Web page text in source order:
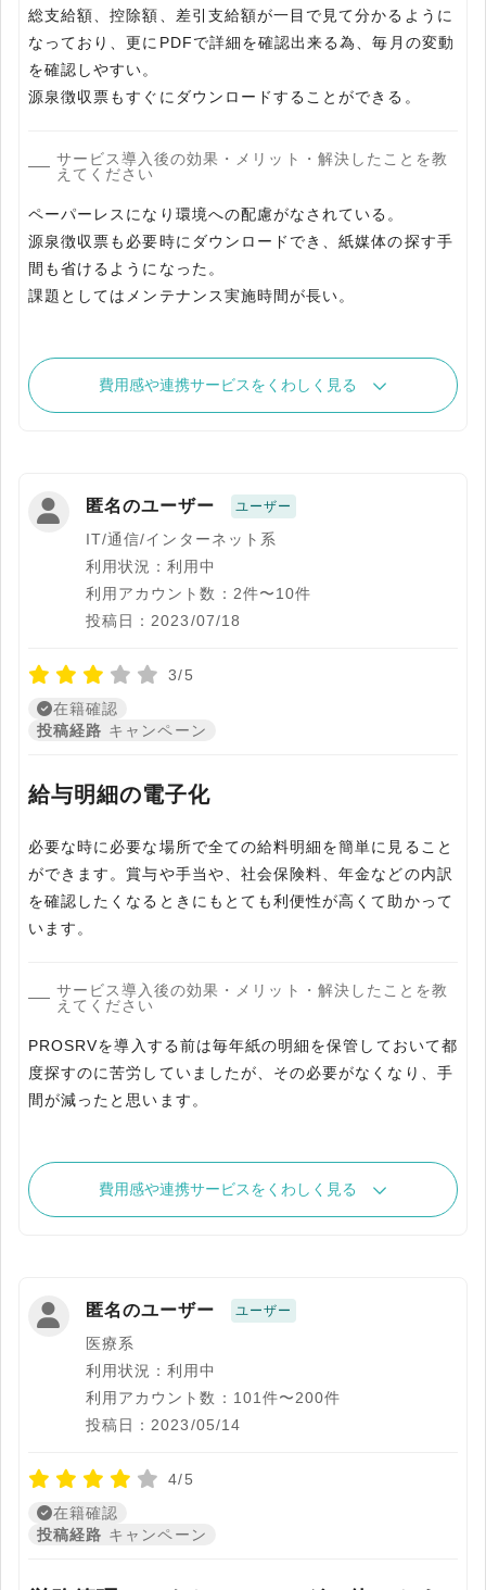
総支給額、控除額、差引支給額が一目で見て分かるように
なっており、更にPDFで詳細を確認出来る為、毎月の変動
を確認しやすい。
源泉徴収票もすぐにダウンロードすることができる。
サービス導入後の効果・メリット・解決したことを教
えてください
ペーパーレスになり環境への配慮がなされている。
源泉徴収票も必要時にダウンロードでき、紙媒体の探す手
間も省けるようになった。
課題としてはメンテナンス実施時間が長い。
費用感や連携サービスをくわしく見る
匿名のユーザー ユーザー
IT/通信/インターネット系
利用状況：利用中
利用アカウント数：2件〜10件
投稿日：2023/07/18
3/5
在籍確認
投稿経路 キャンペーン
給与明細の電子化
必要な時に必要な場所で全ての給料明細を簡単に見ること
ができます。賞与や手当や、社会保険料、年金などの内訳
を確認したくなるときにもとても利便性が高くて助かって
います。
サービス導入後の効果・メリット・解決したことを教
えてください
PROSRVを導入する前は毎年紙の明細を保管しておいて都
度探すのに苦労していましたが、その必要がなくなり、手
間が減ったと思います。
費用感や連携サービスをくわしく見る
匿名のユーザー ユーザー
医療系
利用状況：利用中
利用アカウント数：101件〜200件
投稿日：2023/05/14
4/5
在籍確認
投稿経路 キャンペーン